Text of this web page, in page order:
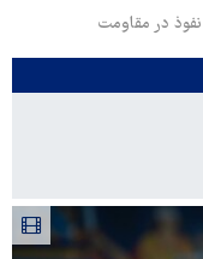
در مقاومت